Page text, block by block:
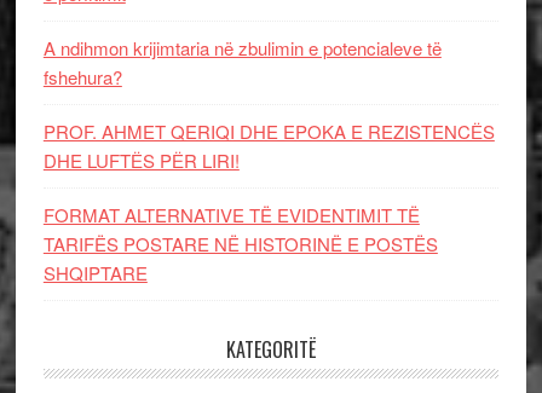
A ndihmon krijimtaria në zbulimin e potencialeve të
fshehura?
PROF. AHMET QERIQI DHE EPOKA E REZISTENCЁS
DHE LUFTЁS PЁR LIRI!
FORMAT ALTERNATIVE TË EVIDENTIMIT TË
TARIFËS POSTARE NË HISTORINË E POSTËS
SHQIPTARE
KATEGORITË